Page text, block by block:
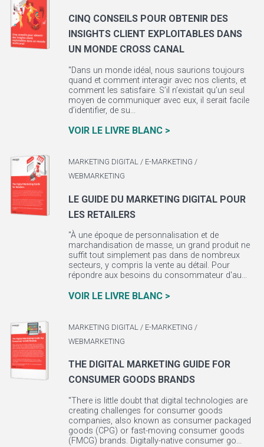
CINQ CONSEILS POUR OBTENIR DES
INSIGHTS CLIENT EXPLOITABLES DANS
UN MONDE CROSS CANAL
"Dans un monde idéal, nous saurions toujours
quand et comment interagir avec nos clients, et
comment les satisfaire. S’il n’existait qu’un seul
moyen de communiquer avec eux, il serait facile
d’identifier, de su...
VOIR LE LIVRE BLANC >
MARKETING DIGITAL / E-MARKETING /
WEBMARKETING
LE GUIDE DU MARKETING DIGITAL POUR
LES RETAILERS
"À une époque de personnalisation et de
marchandisation de masse, un grand produit ne
suffit tout simplement pas dans de nombreux
secteurs, y compris la vente au détail. Pour
répondre aux besoins du consommateur d'au...
VOIR LE LIVRE BLANC >
MARKETING DIGITAL / E-MARKETING /
WEBMARKETING
THE DIGITAL MARKETING GUIDE FOR
CONSUMER GOODS BRANDS
"There is little doubt that digital technologies are
creating challenges for consumer goods
companies, also known as consumer packaged
goods (CPG) or fast-moving consumer goods
(FMCG) brands. Digitally-native consumer go...